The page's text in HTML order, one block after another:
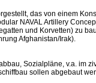
das von einem
NAVAL Artillery
und Korvetten) zu
Afghanistan/Irak).
Sozialpläne, v.a. im
sollen abgebaut